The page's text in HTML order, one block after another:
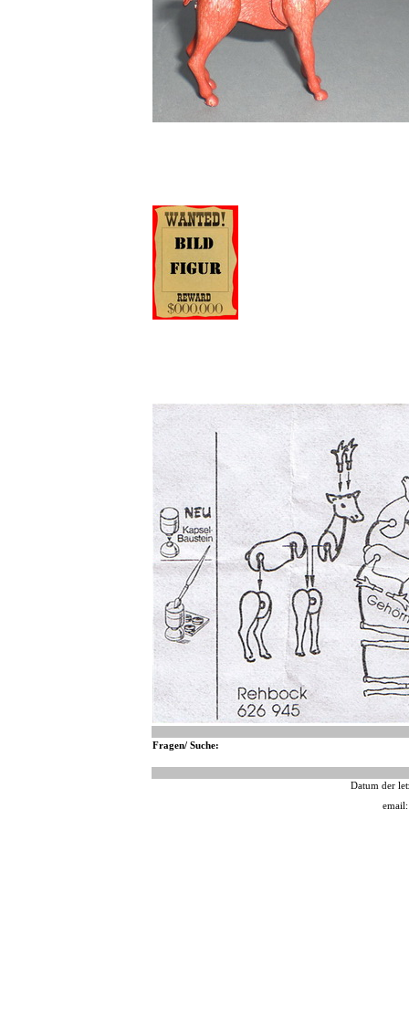
Fragen/ Suche:
Datum der